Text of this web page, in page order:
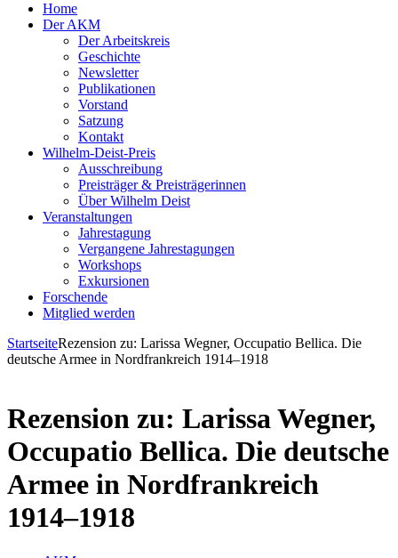
Home
Der AKM
Der Arbeitskreis
Geschichte
Newsletter
Publikationen
Vorstand
Satzung
Kontakt
Wilhelm-Deist-Preis
Ausschreibung
Preisträger & Preisträgerinnen
Über Wilhelm Deist
Veranstaltungen
Jahrestagung
Vergangene Jahrestagungen
Workshops
Exkursionen
Forschende
Mitglied werden
StartseiteRezension zu: Larissa Wegner, Occupatio Bellica. Die
deutsche Armee in Nordfrankreich 1914–1918
Rezension zu: Larissa Wegner,
Occupatio Bellica. Die deutsche
Armee in Nordfrankreich
1914–1918